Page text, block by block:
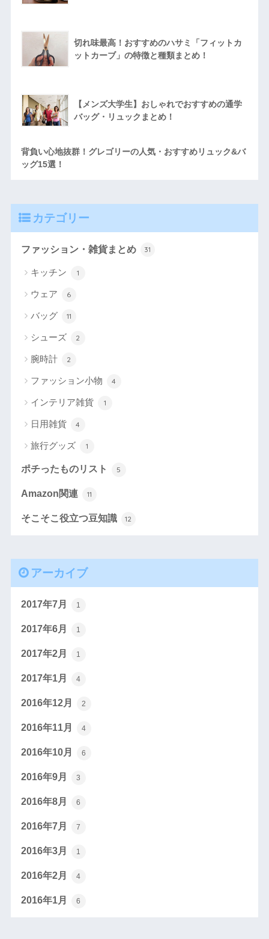
切れ味最高！おすすめのハサミ「フィットカ
ットカーブ」の特徴と種類まとめ！
【メンズ大学生】おしゃれでおすすめの通学
バッグ・リュックまとめ！
背負い心地抜群！グレゴリーの人気・おすすめリュック&バ
ッグ15選！
カテゴリー
ファッション・雑貨まとめ 31
キッチン 1
ウェア 6
バッグ 11
シューズ 2
腕時計 2
ファッション小物 4
インテリア雑貨 1
日用雑貨 4
旅行グッズ 1
ポチったものリスト 5
Amazon関連 11
そこそこ役立つ豆知識 12
アーカイブ
2017年7月 1
2017年6月 1
2017年2月 1
2017年1月 4
2016年12月 2
2016年11月 4
2016年10月 6
2016年9月 3
2016年8月 6
2016年7月 7
2016年3月 1
2016年2月 4
2016年1月 6